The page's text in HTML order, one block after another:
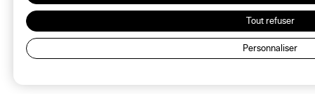
Tout refuser
Personnaliser